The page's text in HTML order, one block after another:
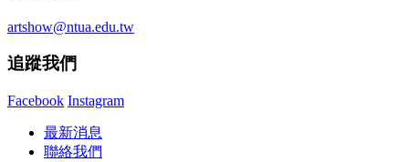
artshow@ntua.edu.tw
追蹤我們
Facebook Instagram
最新消息
聯絡我們